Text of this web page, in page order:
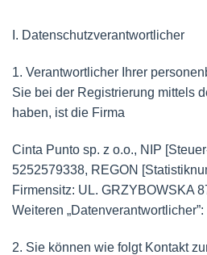
I. Datenschutzverantwortlicher
1. Verantwortlicher Ihrer
Sie bei der Registrierung mittels
haben, ist die Firma
Cinta Punto sp. z o.o., NIP
5252579338, REGON
Firmensitz: UL. GRZYBOWSKA
Weiteren „Datenverantwortlicher”:
2. Sie können wie folgt Kontakt